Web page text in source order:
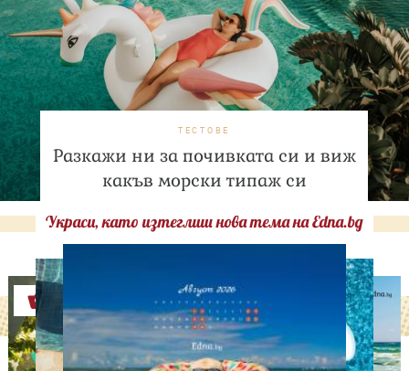
ТЕСТОВЕ
Разкажи ни за почивката си и виж
какъв морски типаж си
Украси, като изтеглиш нова тема на Edna.bg
Оферти